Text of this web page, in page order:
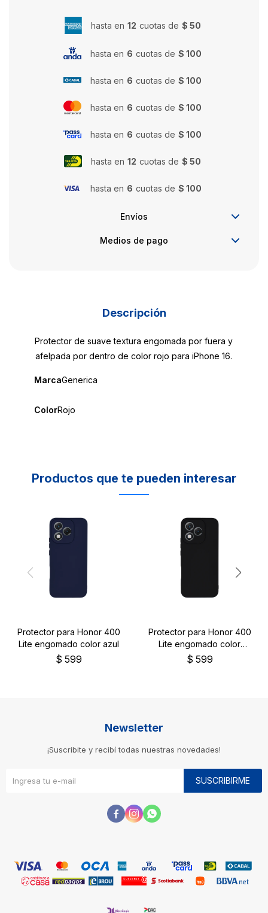
hasta en 12 cuotas de $ 50
hasta en 6 cuotas de $ 100
hasta en 6 cuotas de $ 100
hasta en 6 cuotas de $ 100
hasta en 6 cuotas de $ 100
hasta en 12 cuotas de $ 50
hasta en 6 cuotas de $ 100
Envíos
Medios de pago
Descripción
Protector de suave textura engomada por fuera y
afelpada por dentro de color rojo para iPhone 16.
MarcaGenerica
ColorRojo
Productos que te pueden interesar
Protector para Honor 400
Lite engomado color azul
$ 599
Protector para Honor 400
Lite engomado color
negro
$ 599
Newsletter
¡Suscribite y recibí todas nuestras novedades!
SUSCRIBIRME
  